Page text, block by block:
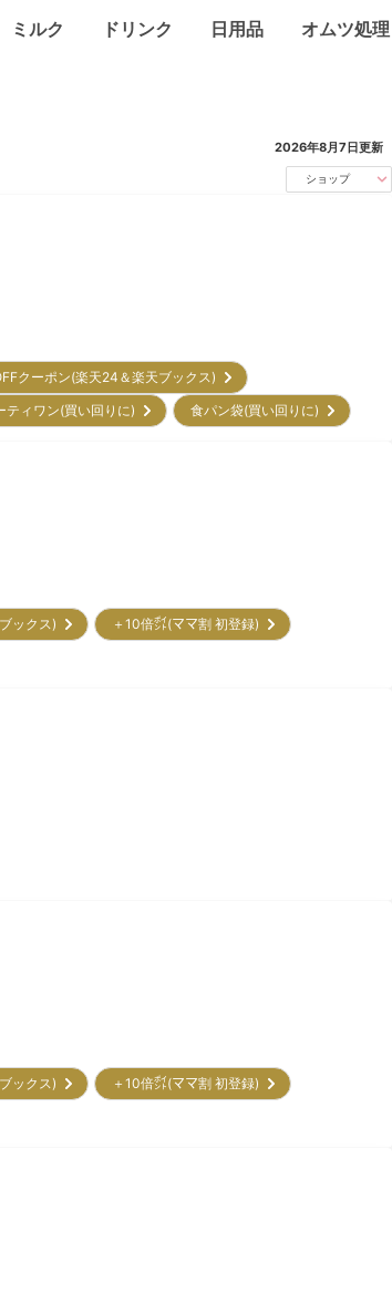
ミルク ドリンク 日用品 オムツ処理
2026年8月7日更新
ショップ
クーポン(楽天24＆楽天ブックス)
ティワン(買い回りに) 食パン袋(買い回りに)
ブックス)
＋10倍㌽(ママ割 初登録)
ブックス)
＋10倍㌽(ママ割 初登録)